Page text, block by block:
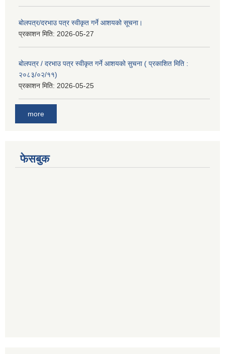
बोलपत्र/दरभाउ पत्र स्वीकृत गर्ने आशयको सूचना।
प्रकाशन मिति: 2026-05-27
बोलपत्र / दरभाउ पत्र स्वीकृत गर्ने आशयको सुचना ( प्रकाशित मिति :
२०८३/०२/११)
प्रकाशन मिति: 2026-05-25
more
फेसबुक